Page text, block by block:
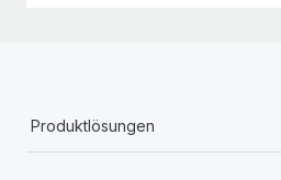
Produktlösungen